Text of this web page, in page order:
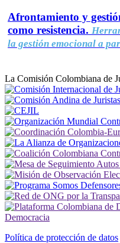
Afrontamiento y
como resistencia.
la gestión emocional a
La Comisión Colombiana de
Política de protección de datos